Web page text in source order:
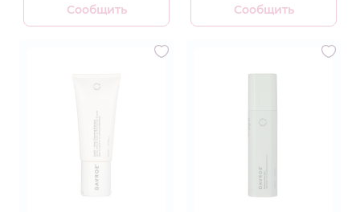
Сообщить Сообщить